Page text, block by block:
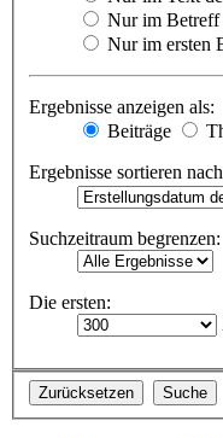
Nur im Betreff
Nur im ersten
Ergebnisse anzeigen als:
Beiträge
Ergebnisse sortieren
Suchzeitraum begrenzen:
Die ersten: